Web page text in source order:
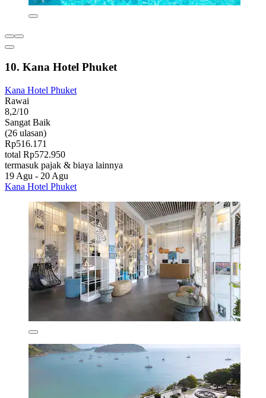
10. Kana Hotel Phuket
Kana Hotel Phuket
Rawai
8,2/10
Sangat Baik
(26 ulasan)
Rp516.171
total Rp572.950
termasuk pajak & biaya lainnya
19 Agu - 20 Agu
Kana Hotel Phuket